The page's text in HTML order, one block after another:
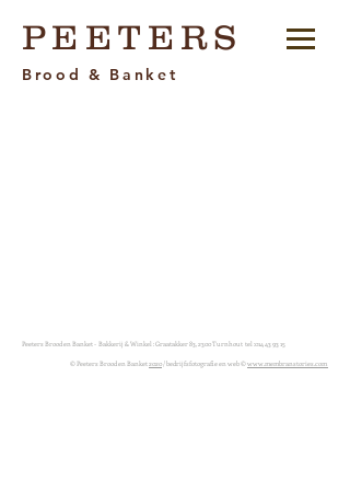
PEETERS
Brood & Banket
Peeters Brood en Banket - Bakkerij & Winkel : Graatakker 83, 2300 Turnhout tel :014 43 93 15
© Peeters Brood en Banket2020/ bedrijfsfotografie en web ©www.membranstories.com